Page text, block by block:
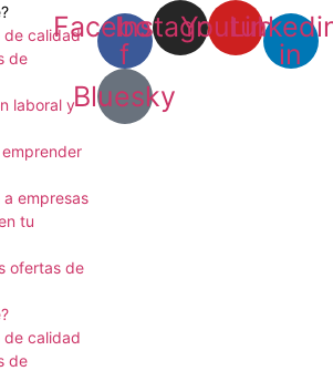
de calidad
de
laboral y
a empresas
tu
ofertas de
de calidad
de
Facebook-
f
Instagram
Youtube
in
Bluesky